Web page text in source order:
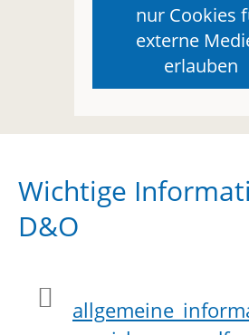
nur Cookies
externe
erlauben
Wichtige
D&O